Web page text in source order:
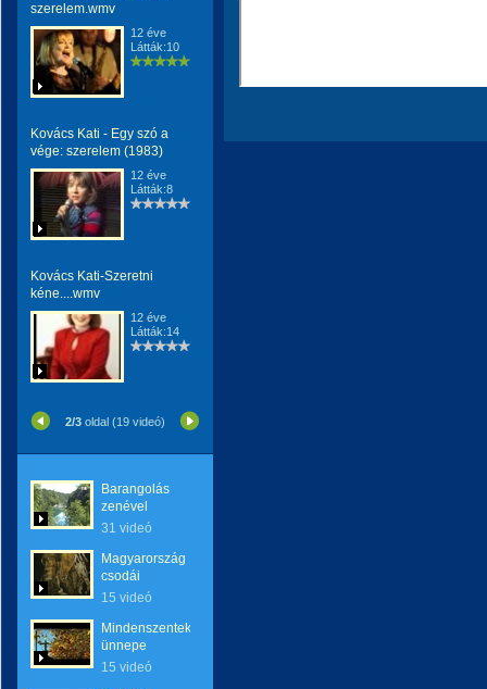
szerelem.wmv
12 éve
Látták:10
Kovács Kati - Egy szó a
vége: szerelem (1983)
12 éve
Látták:8
Kovács Kati-Szeretni
kéne....wmv
12 éve
Látták:14
2/3 oldal (19 videó)
Barangolás
zenével
31 videó
Magyarország
csodái
15 videó
Mindenszentek
ünnepe
15 videó